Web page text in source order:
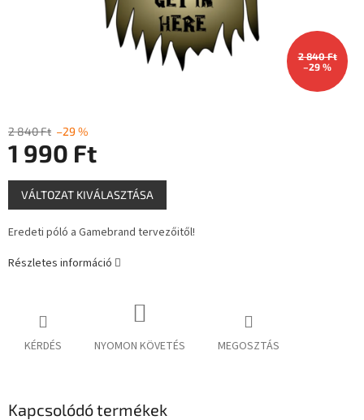
2 840 Ft
–29 %
2 840 Ft –29 %
1 990 Ft
Egységár:
VÁLTOZAT KIVÁLASZTÁSA
Eredeti póló a Gamebrand tervezőitől!
Részletes információ
KÉRDÉS NYOMON KÖVETÉS MEGOSZTÁS
Kapcsolódó termékek